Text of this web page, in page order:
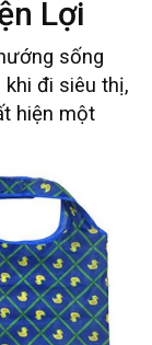
Lợi
sống
đi siêu thị,
hiện một